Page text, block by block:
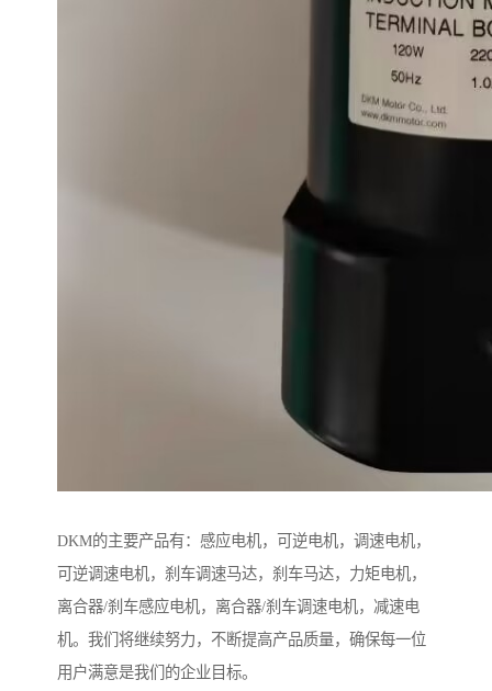
DKM的主要产品有：感应电机，可逆电机，调速电机，
可逆调速电机，刹车调速马达，刹车马达，力矩电机，
离合器/刹车感应电机，离合器/刹车调速电机，减速电
机。我们将继续努力，不断提高产品质量，确保每一位
用户满意是我们的企业目标。